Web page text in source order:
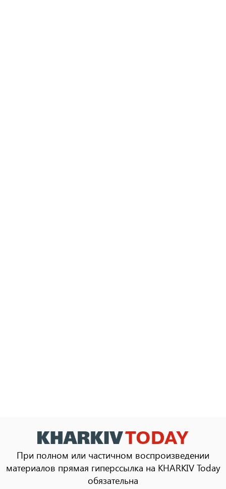
При полном или частичном воспроизведении
материалов прямая гиперссылка на KHARKIV Today
обязательна